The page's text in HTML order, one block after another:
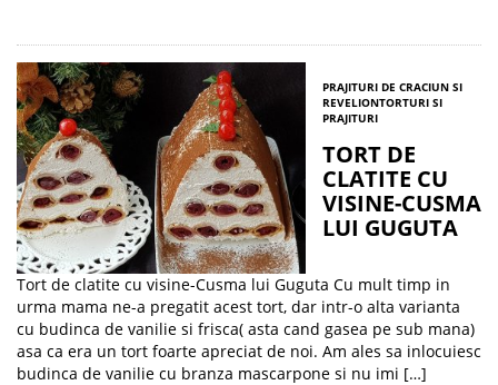
PRAJITURI DE CRACIUN SI
REVELIONTORTURI SI
PRAJITURI
TORT DE
CLATITE CU
VISINE-CUSMA
LUI GUGUTA
Tort de clatite cu visine-Cusma lui Guguta Cu mult timp in
urma mama ne-a pregatit acest tort, dar intr-o alta varianta
cu budinca de vanilie si frisca( asta cand gasea pe sub mana)
asa ca era un tort foarte apreciat de noi. Am ales sa inlocuiesc
budinca de vanilie cu branza mascarpone si nu imi […]